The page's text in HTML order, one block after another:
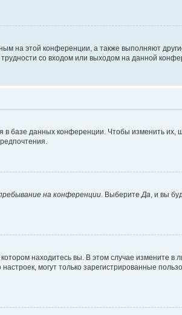
на этой конференции, а также выполняют
со входом или выходом на данной
базе данных конференции. Чтобы изменить их,
на конференции . Выберите Да , и вы
находитесь вы. В этом случае измените в
могут только зарегистрированные